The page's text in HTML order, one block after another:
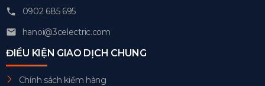
0902 685 695
hanoi@3celectric.com
ĐIỀU KIỆN GIAO DỊCH CHUNG
Chính sách kiểm hàng